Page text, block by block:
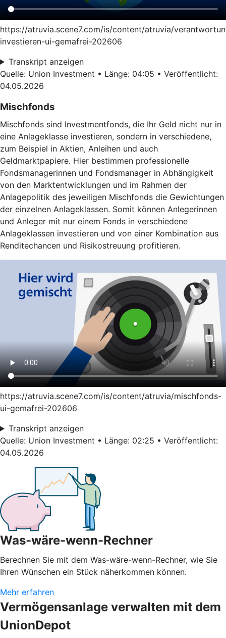
https://atruvia.scene7.com/is/content/atruvia/
investieren-ui-gemafrei-202606
Transkript anzeigen
Quelle: Union Investment • Länge: 04:05 • Veröffentlicht:
04.05.2026
Mischfonds
Mischfonds sind Investmentfonds, die Ihr Geld nicht nur in
eine Anlageklasse investieren, sondern in verschiedene,
zum Beispiel in Aktien, Anleihen und auch
Geldmarktpapiere. Hier bestimmen professionelle
Fondsmanagerinnen und Fondsmanager in Abhängigkeit
von den Marktentwicklungen und im Rahmen der
Anlagepolitik des jeweiligen Mischfonds die Gewichtungen
der einzelnen Anlageklassen. Somit können Anlegerinnen
und Anleger mit nur einem Fonds in verschiedene
Anlageklassen investieren und von einer Kombination aus
Renditechancen und Risikostreuung profitieren.
https://atruvia.scene7.com/is/content/atruvia/mischfonds-
ui-gemafrei-202606
Transkript anzeigen
Quelle: Union Investment • Länge: 02:25 • Veröffentlicht:
04.05.2026
Was-wäre-wenn-Rechner
Berechnen Sie mit dem Was-wäre-wenn-Rechner, wie Sie
Ihren Wünschen ein Stück näherkommen können.
Mehr erfahren
Vermögensanlage verwalten mit dem
UnionDepot